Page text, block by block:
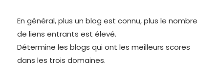
En général, plus un blog est connu, plus le nombre
de liens entrants est élevé.
Détermine les blogs qui ont les meilleurs scores
dans les trois domaines.